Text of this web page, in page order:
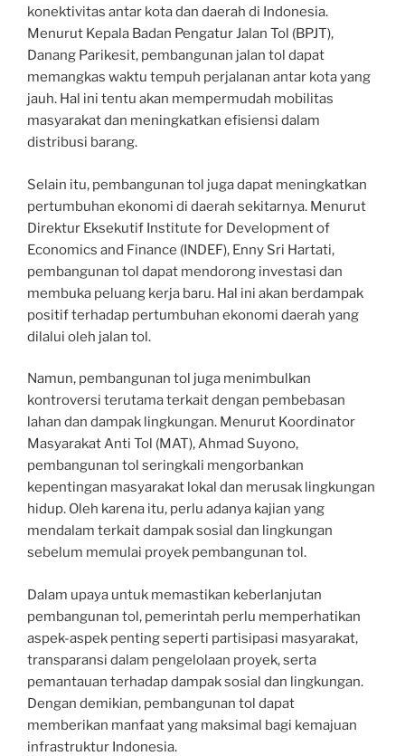
konektivitas antar kota dan daerah di Indonesia.
Menurut Kepala Badan Pengatur Jalan Tol (BPJT),
Danang Parikesit, pembangunan jalan tol dapat
memangkas waktu tempuh perjalanan antar kota yang
jauh. Hal ini tentu akan mempermudah mobilitas
masyarakat dan meningkatkan efisiensi dalam
distribusi barang.
Selain itu, pembangunan tol juga dapat meningkatkan
pertumbuhan ekonomi di daerah sekitarnya. Menurut
Direktur Eksekutif Institute for Development of
Economics and Finance (INDEF), Enny Sri Hartati,
pembangunan tol dapat mendorong investasi dan
membuka peluang kerja baru. Hal ini akan berdampak
positif terhadap pertumbuhan ekonomi daerah yang
dilalui oleh jalan tol.
Namun, pembangunan tol juga menimbulkan
kontroversi terutama terkait dengan pembebasan
lahan dan dampak lingkungan. Menurut Koordinator
Masyarakat Anti Tol (MAT), Ahmad Suyono,
pembangunan tol seringkali mengorbankan
kepentingan masyarakat lokal dan merusak lingkungan
hidup. Oleh karena itu, perlu adanya kajian yang
mendalam terkait dampak sosial dan lingkungan
sebelum memulai proyek pembangunan tol.
Dalam upaya untuk memastikan keberlanjutan
pembangunan tol, pemerintah perlu memperhatikan
aspek-aspek penting seperti partisipasi masyarakat,
transparansi dalam pengelolaan proyek, serta
pemantauan terhadap dampak sosial dan lingkungan.
Dengan demikian, pembangunan tol dapat
memberikan manfaat yang maksimal bagi kemajuan
infrastruktur Indonesia.